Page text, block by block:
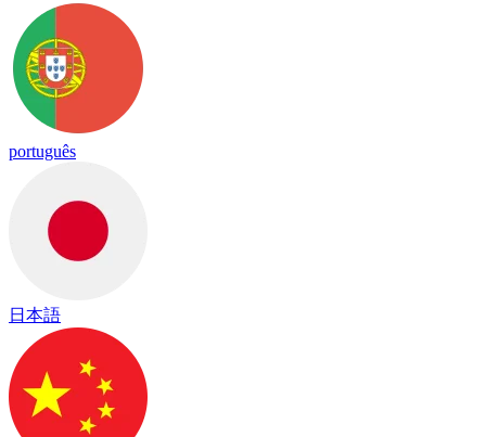
português
日本語